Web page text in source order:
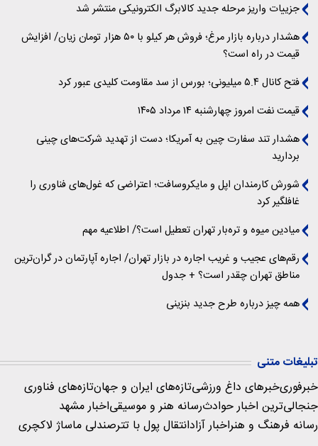
جزییات واریز مرحله جدید کالابرگ الکترونیکی منتشر شد
هشدار درباره بازار مرغ؛ فروش هر کیلو با ۵۰ هزار تومان زیان/ افزایش
قیمت در راه است؟
فتح کانال ۵.۴ میلیونی؛ بورس از سد مقاومت کلیدی عبور کرد
قیمت نفت امروز چهارشنبه ۱۴ مرداد ۱۴۰۵
هشدار تند سفارت چین به آمریکا؛ دست از تهدید شرکت‌های چینی
بردارید
شورش کارمندان اپل و مایکروسافت؛ اعتراضی که غول‌های فناوری را
غافلگیر کرد
میادین میوه و تره‌بار تهران تعطیل است؟/ اطلاعیه مهم
رقم‌های عجیب و غریب اجاره در بازار تهران/ اجاره آپارتمان در گران‌ترین
مناطق تهران چقدر است؟ + جدول
همه چیز درباره طرح جدید بنزینی
تبلیغات متنی
خبرفوریخبرهای داغ ورزشیتازه‌های ایران و جهانتازه‌های فناوری
جنجالی‌ترین اخبار حوادثرسانه هنر و موسیقیاخبار مشهد
رسانه فرهنگ و هنراخبار آزادانتقال پول با تترصندلی ماساژ لاکچری